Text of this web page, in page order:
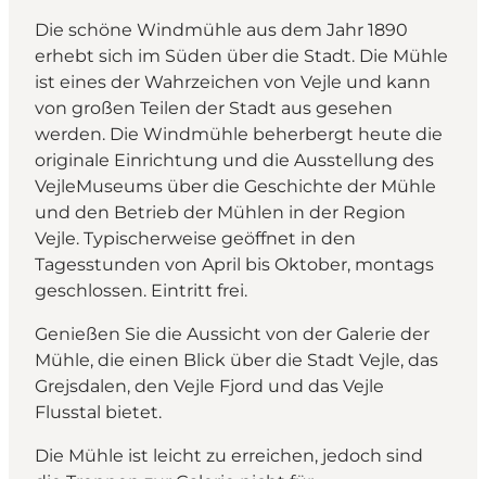
Die schöne Windmühle aus dem Jahr 1890
erhebt sich im Süden über die Stadt. Die Mühle
ist eines der Wahrzeichen von Vejle und kann
von großen Teilen der Stadt aus gesehen
werden. Die Windmühle beherbergt heute die
originale Einrichtung und die Ausstellung des
VejleMuseums über die Geschichte der Mühle
und den Betrieb der Mühlen in der Region
Vejle. Typischerweise geöffnet in den
Tagesstunden von April bis Oktober, montags
geschlossen. Eintritt frei.
Genießen Sie die Aussicht von der Galerie der
Mühle, die einen Blick über die Stadt Vejle, das
Grejsdalen, den Vejle Fjord und das Vejle
Flusstal bietet.
Die Mühle ist leicht zu erreichen, jedoch sind